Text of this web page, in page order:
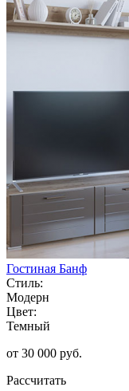
Гостиная Банф
Стиль:
Модерн
Цвет:
Темный
от 30 000 руб.
Рассчитать